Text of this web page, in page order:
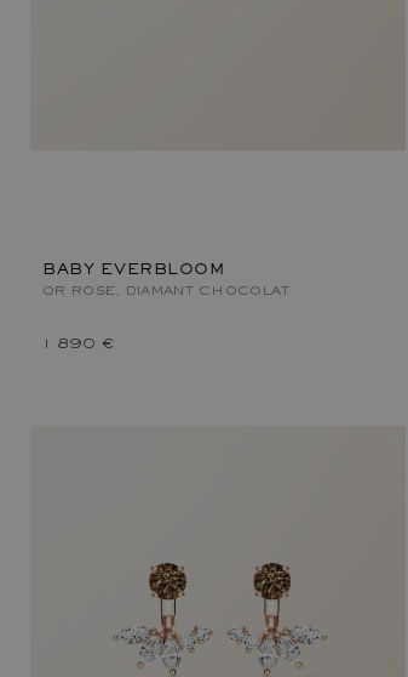
BABY EVERBLOOM
OR ROSE, DIAMANT CHOCOLAT
1 890 €